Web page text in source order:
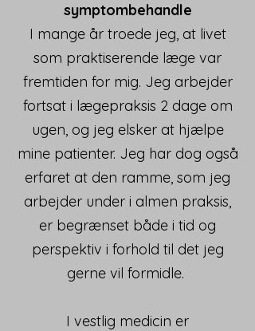
symptombehandle
I mange år troede jeg, at livet
som praktiserende læge var
fremtiden for mig. Jeg arbejder
fortsat i lægepraksis 2 dage om
ugen, og jeg elsker at hjælpe
mine patienter. Jeg har dog også
erfaret at den ramme, som jeg
arbejder under i almen praksis,
er begrænset både i tid og
perspektiv i forhold til det jeg
gerne vil formidle.
I vestlig medicin er